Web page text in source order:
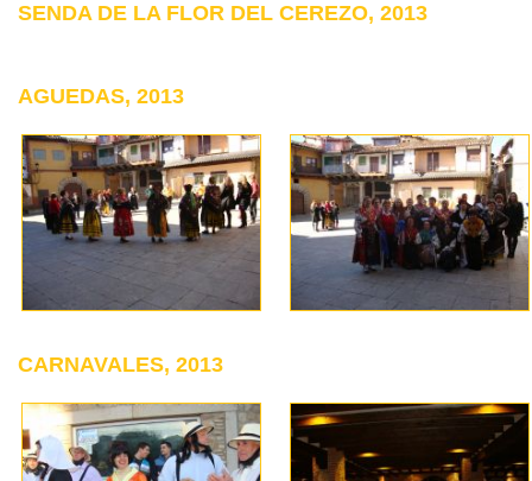
SENDA DE LA FLOR DEL CEREZO, 2013
AGUEDAS, 2013
CARNAVALES, 2013